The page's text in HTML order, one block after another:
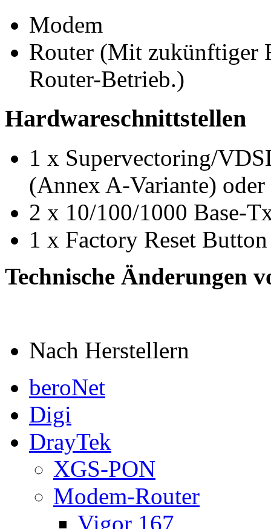
Modem
Router (Mit zukünftiger
Router-Betrieb.)
Hardwareschnittstellen
1 x Supervectoring/
(Annex A-Variante)
2 x 10/100/1000 Base-
1 x Factory Reset Button
Technische Änderungen
Nach Herstellern
beroNet
Digi
DrayTek
XGS-PON
Modem-Router
Vigor 167